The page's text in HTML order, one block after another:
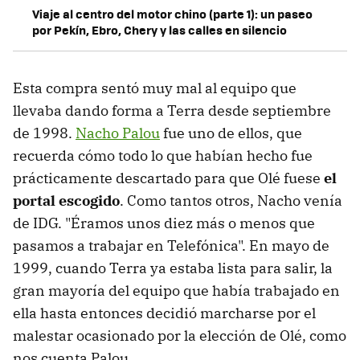
Viaje al centro del motor chino (parte 1): un paseo
por Pekín, Ebro, Chery y las calles en silencio
Esta compra sentó muy mal al equipo que
llevaba dando forma a Terra desde septiembre
de 1998. Nacho Paloufue uno de ellos, que
recuerda cómo todo lo que habían hecho fue
prácticamente descartado para que Olé fuese el
portal escogido. Como tantos otros, Nacho venía
de IDG. "Éramos unos diez más o menos que
pasamos a trabajar en Telefónica". En mayo de
1999, cuando Terra ya estaba lista para salir, la
gran mayoría del equipo que había trabajado en
ella hasta entonces decidió marcharse por el
malestar ocasionado por la elección de Olé, como